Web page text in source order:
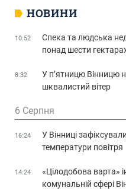
НОВИНИ
10:52
Спека та людська
понад шести
8:32
У п’ятницю Вінницю
шквалистий вітер
6 Серпня
16:24
У Вінниці
температури повітря
14:24
«Цілодобова варта»
комунальній сфері